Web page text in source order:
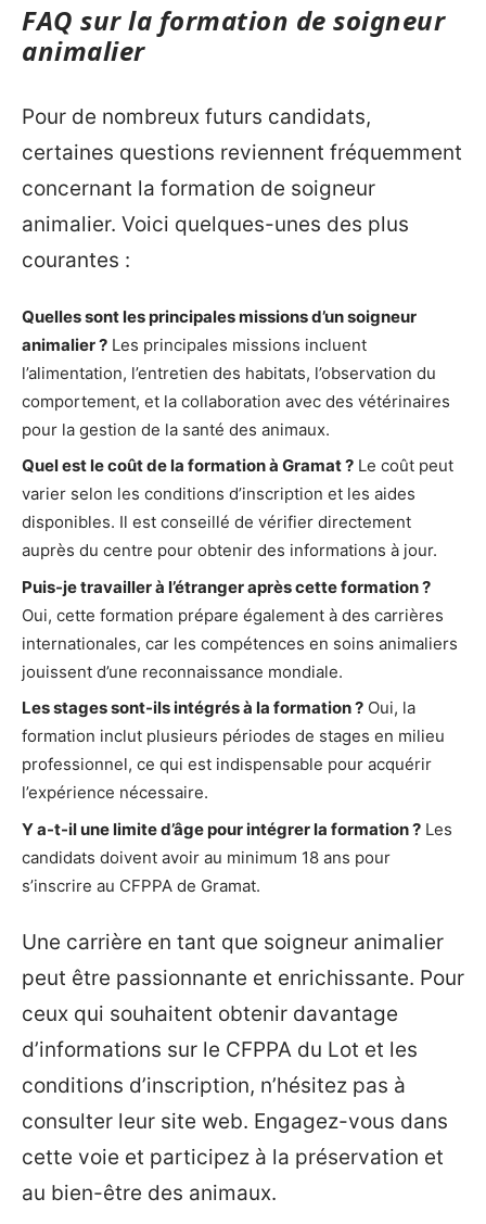
FAQ sur la formation de soigneur
animalier
Pour de nombreux futurs candidats,
certaines questions reviennent fréquemment
concernant la formation de soigneur
animalier. Voici quelques-unes des plus
courantes :
Quelles sont les principales missions d’un soigneur
animalier ? Les principales missions incluent
l’alimentation, l’entretien des habitats, l’observation du
comportement, et la collaboration avec des vétérinaires
pour la gestion de la santé des animaux.
Quel est le coût de la formation à Gramat ? Le coût peut
varier selon les conditions d’inscription et les aides
disponibles. Il est conseillé de vérifier directement
auprès du centre pour obtenir des informations à jour.
Puis-je travailler à l’étranger après cette formation ?
Oui, cette formation prépare également à des carrières
internationales, car les compétences en soins animaliers
jouissent d’une reconnaissance mondiale.
Les stages sont-ils intégrés à la formation ? Oui, la
formation inclut plusieurs périodes de stages en milieu
professionnel, ce qui est indispensable pour acquérir
l’expérience nécessaire.
Y a-t-il une limite d’âge pour intégrer la formation ? Les
candidats doivent avoir au minimum 18 ans pour
s’inscrire au CFPPA de Gramat.
Une carrière en tant que soigneur animalier
peut être passionnante et enrichissante. Pour
ceux qui souhaitent obtenir davantage
d’informations sur le CFPPA du Lot et les
conditions d’inscription, n’hésitez pas à
consulter leur site web. Engagez-vous dans
cette voie et participez à la préservation et
au bien-être des animaux.